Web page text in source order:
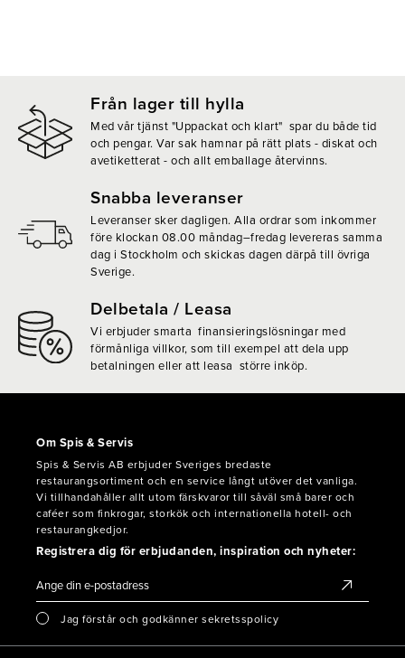
Från lager till hylla
Med vår tjänst "Uppackat och klart" spar du både tid
och pengar. Var sak hamnar på rätt plats - diskat och
avetiketterat - och allt emballage återvinns.
Snabba leveranser
Leveranser sker dagligen. Alla ordrar som inkommer
före klockan 08.00 måndag–fredag levereras samma
dag i Stockholm och skickas dagen därpå till övriga
Sverige.
Delbetala / Leasa
Vi erbjuder smarta finansieringslösningar med
förmånliga villkor, som till exempel att dela upp
betalningen eller att leasa större inköp.
Om Spis & Servis
Spis & Servis AB erbjuder Sveriges bredaste
restaurangsortiment och en service långt utöver det vanliga.
Vi tillhandahåller allt utom färskvaror till såväl små barer och
caféer som finkrogar, storkök och internationella hotell- och
restaurangkedjor.
Registrera dig för erbjudanden, inspiration och nyheter:
Jag förstår och godkänner sekretsspolicy